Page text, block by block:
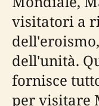
visitatori a
dell'unità.
fornisce
per visitare